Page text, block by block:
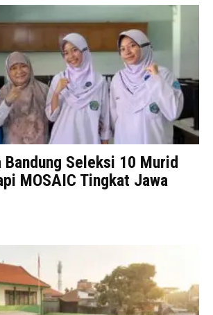
Bandung Seleksi 10 Murid
MOSAIC Tingkat Jawa